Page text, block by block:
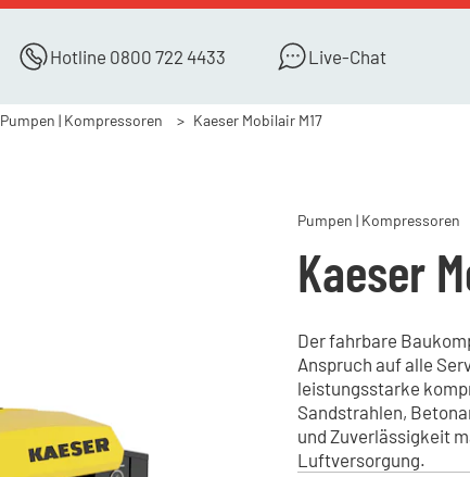
Hotline 0800 722 4433 Live-Chat
Pumpen | Kompressoren Kaeser Mobilair M17
Pumpen | Kompressoren
Kaeser
Der fahrbare
Anspruch auf alle
leistungsstarke
Sandstrahlen,
und Zuverlässigkeit
Luftversorgung.